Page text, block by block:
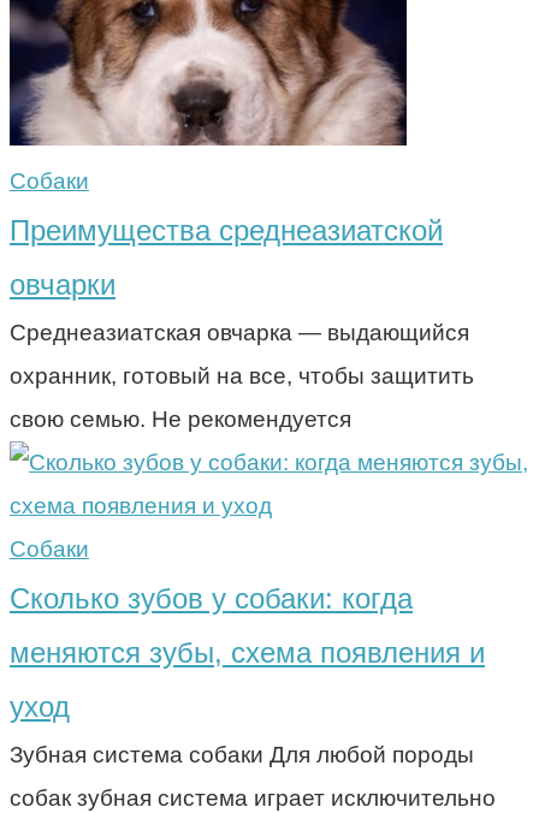
Собаки
Преимущества среднеазиатской
овчарки
Среднеазиатская овчарка — выдающийся
охранник, готовый на все, чтобы защитить
свою семью. Не рекомендуется
Собаки
Сколько зубов у собаки: когда
меняются зубы, схема появления и
уход
Зубная система собаки Для любой породы
собак зубная система играет исключительно